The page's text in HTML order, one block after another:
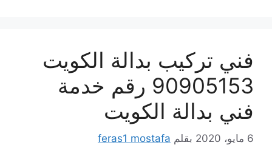
فني تركيب بدالة الكويت
90905153 رقم خدمة
فني بدالة الكويت
6 مايو، 2020 بقلم feras1 mostafa